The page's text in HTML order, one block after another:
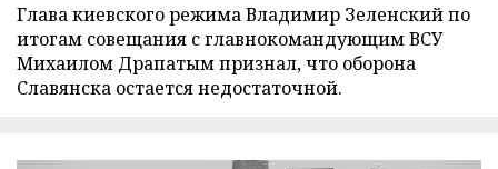
Глава киевского режима Владимир Зеленский по
итогам совещания с главнокомандующим ВСУ
Михаилом Драпатым признал, что оборона
Славянска остается недостаточной.